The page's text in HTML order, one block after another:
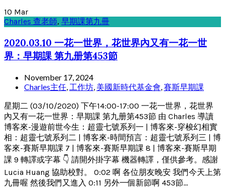
10 Mar
Charles 查老師, 早期課第九冊
2020.03.10 一花一世界，花世界內又有一花一世
界：早期課 第九册第453節
November 17, 2024
Charles主任 工作坊 美國新時代基金會 賽斯早期課
星期二 (03/10/2020) 下午14:00-17:00 一花一世界，花世界
內又有一花一世界：早期課 第九册第453節 由 Charles 導讀
博客來-漫遊前世今生：超靈七號系列一 | 博客來-穿梭幻相實
相：超靈七號系列二 | 博客來-時間預言：超靈七號系列三 | 博
客來-賽斯早期課 7 | 博客來-賽斯早期課 8 | 博客來-賽斯早期
課 9 轉譯或字幕 👇 請開外掛字幕 機器轉譯，僅供參考。感謝
Lucia Huang 協助校對。 0:02 啊 各位朋友晚安 我們今天上第
九冊喔 然後我們又進入 0:11 另外一個新節啊 453節...